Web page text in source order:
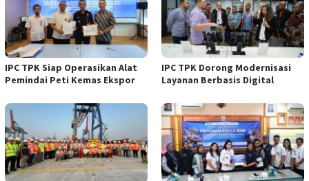
IPC TPK Siap Operasikan Alat
Pemindai Peti Kemas Ekspor
IPC TPK Dorong Modernisasi
Layanan Berbasis Digital